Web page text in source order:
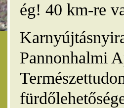
ég! 40 km-re
Pannonhalmi